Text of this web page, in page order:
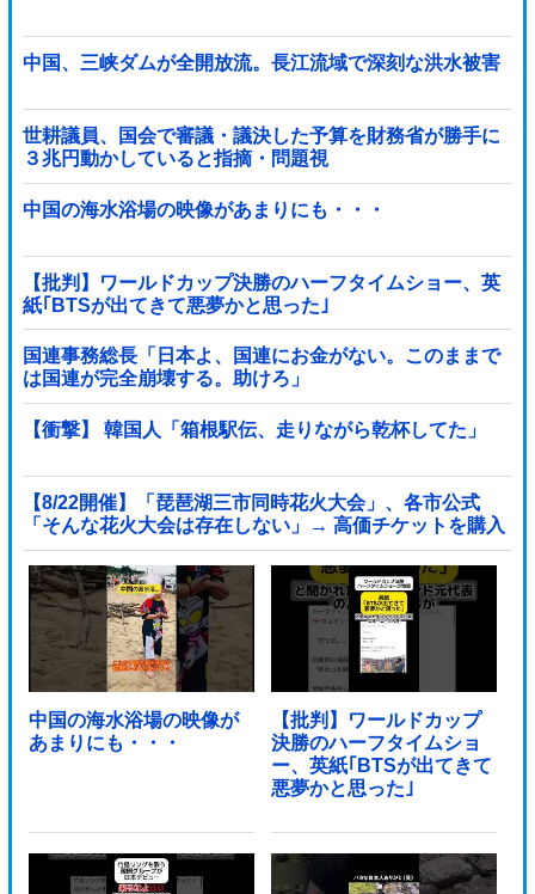
中国、三峡ダムが全開放流。長江流域で深刻な洪水被害
世耕議員、国会で審議・議決した予算を財務省が勝手に
３兆円動かしていると指摘・問題視
中国の海水浴場の映像があまりにも・・・
【批判】ワールドカップ決勝のハーフタイムショー、英
紙｢BTSが出てきて悪夢かと思った｣
国連事務総長「日本よ、国連にお金がない。このままで
は国連が完全崩壊する。助けろ」
【衝撃】 韓国人「箱根駅伝、走りながら乾杯してた」
【8/22開催】「琵琶湖三市同時花火大会」、各市公式
「そんな花火大会は存在しない」→ 高価チケットを購入
した人達がSNS阿鼻叫喚他
中国の海水浴場の映像が
あまりにも・・・
【批判】ワールドカップ
決勝のハーフタイムショ
ー、英紙｢BTSが出てきて
悪夢かと思った｣